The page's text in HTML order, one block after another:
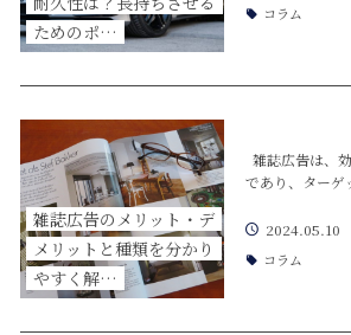
ためのポ…
コラム
雑誌広告のメリット・デ
メリットと種類を分かり
やすく解…
雑誌広告は、
であり、ター
2024.05.10
コラム